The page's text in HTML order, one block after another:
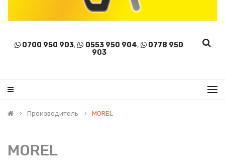
0700 950 903, 0553 950 904,
0778 950
903
Производитель MOREL
MOREL